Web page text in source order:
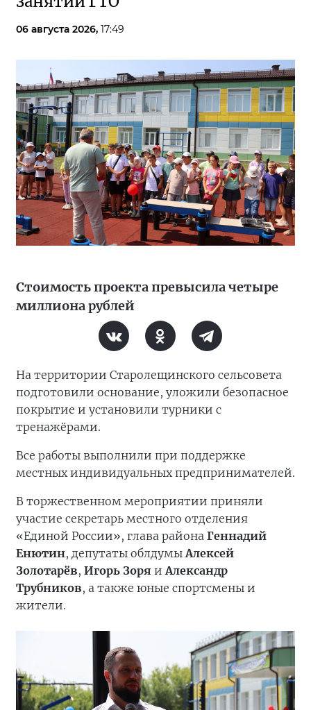
06 августа 2026, 17:49
Стоимость проекта превысила четыре
миллиона рублей
На территории Старолещинского сельсовета
подготовили основание, уложили безопасное
покрытие и установили турники с
тренажёрами.
Все работы выполнили при поддержке
местных индивидуальных предпринимателей.
В торжественном мероприятии приняли
участие секретарь местного отделения
«Единой России», глава района Геннадий
Енютин, депутаты облдумыАлексей
Золотарёв, Игорь Зоря иАлександр
Трубников, а также юные спортсмены и
жители.